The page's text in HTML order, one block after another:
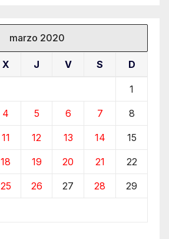
marzo 2020
X J V S D
1
4 5 6 7 8
11 12 13 14 15
18 19 20 21 22
25 26 27 28 29